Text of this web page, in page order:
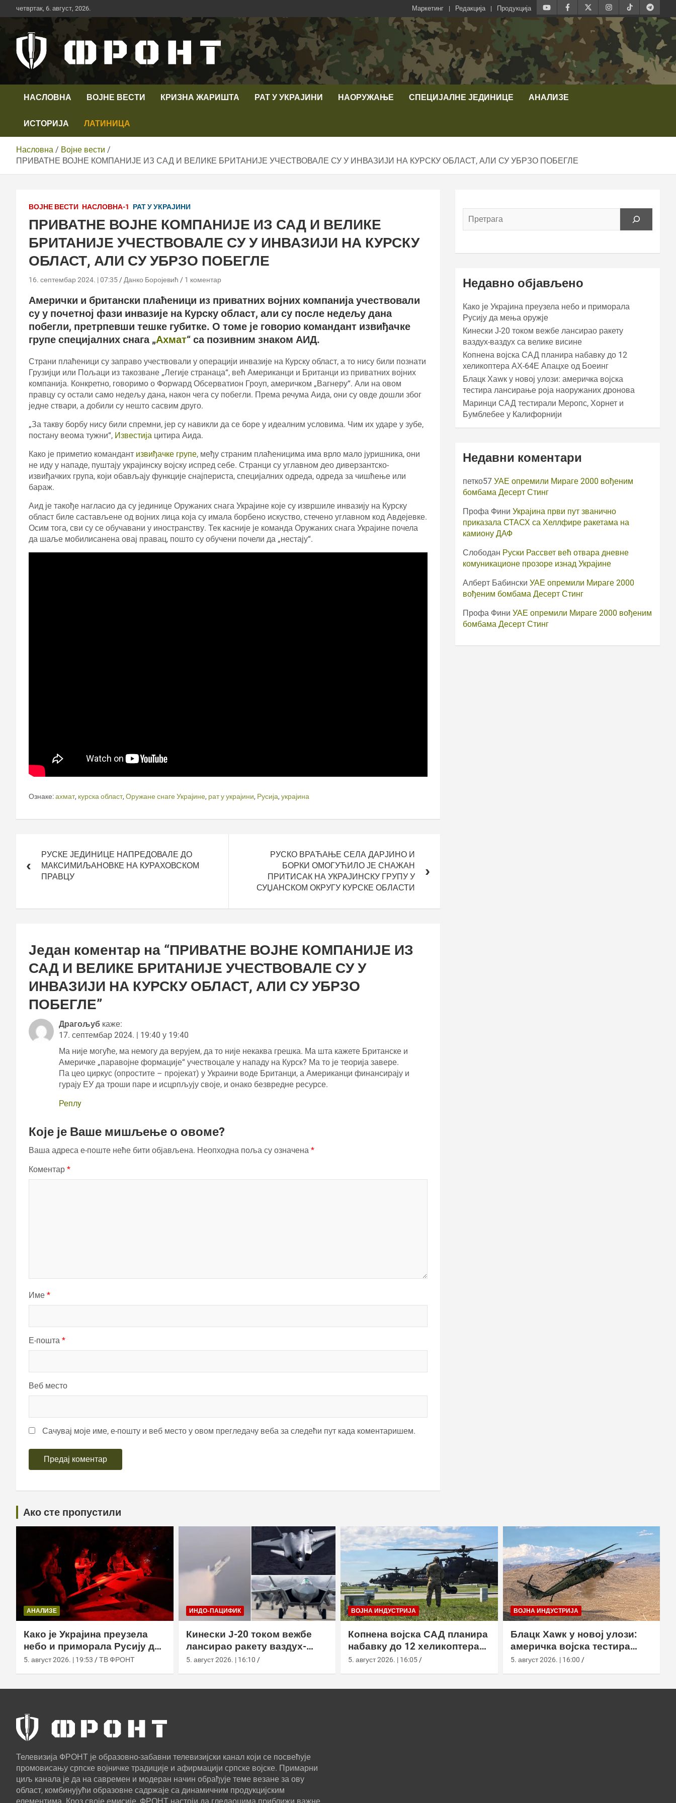
Скип
то
четвртак, 6. август, 2026. Маркетинг Редакција Продукција
Телевизија ФРОНТ
НАСЛОВНА ВОЈНЕ ВЕСТИ КРИЗНА ЖАРИШТА РАТ У УКРАЈИНИ НАОРУЖАЊЕ СПЕЦИЈАЛНЕ ЈЕДИНИЦЕ АНАЛИЗЕ
ИСТОРИЈА ЛАТИНИЦА
Насловна
Војне вести
ПРИВАТНЕ ВОЈНЕ КОМПАНИЈЕ ИЗ САД И ВЕЛИКЕ БРИТАНИЈЕ УЧЕСТВОВАЛЕ СУ У ИНВАЗИЈИ НА КУРСКУ ОБЛАСТ, АЛИ СУ УБРЗО ПОБЕГЛЕ
ВОЈНЕ ВЕСТИ НАСЛОВНА-1 РАТ У УКРАЈИНИ
ПРИВАТНЕ ВОЈНЕ КОМПАНИЈЕ ИЗ САД И ВЕЛИКЕ
БРИТАНИЈЕ УЧЕСТВОВАЛЕ СУ У ИНВАЗИЈИ НА КУРСКУ
ОБЛАСТ, АЛИ СУ УБРЗО ПОБЕГЛЕ
16. септембар 2024. | 07:35 Данко Боројевић 1 коментар
Амерички и британски плаћеници из приватних војних компанија учествовали
су у почетној фази инвазије на Курску област, али су после недељу дана
побегли, претрпевши тешке губитке. О томе је говорио командант извиђачке
групе специјалних снага „Ахмат“ са позивним знаком АИД.
Страни плаћеници су заправо учествовали у операцији инвазије на Курску област, а то нису били познати
Грузијци или Пољаци из такозване „Легије странаца“, већ Американци и Британци из приватних војних
компанија. Конкретно, говоримо о Форwард Обсерватион Гроуп, америчком „Вагнеру“. Али на овом
правцу су остали само недељу дана, након чега су побегли. Према речума Аида, они су овде дошли због
једне ствари, а добили су нешто сасвим друго.
„За такву борбу нису били спремни, јер су навикли да се боре у идеалним условима. Чим их ударе у зубе,
постану веома тужни“, Известија цитира Аида.
Како је приметио командант извиђачке групе, међу страним плаћеницима има врло мало јуришника, они
не иду у нападе, пуштају украјинску војску испред себе. Странци су углавном део диверзантско-
извиђачких група, који обављају функције снајпериста, специјалних одреда, одреда за чишћење или
бараж.
Аид је такође нагласио да су јединице Оружаних снага Украјине које су извршиле инвазију на Курску
област биле састављене од војних лица која су имала борбено искуство, стечено углавном код Авдејевке.
Осим тога, сви су се обучавани у иностранству. Тек касније је команда Оружаних снага Украјине почела
да шаље мобилисанена овај правац, пошто су обучени почели да „нестају“.
Ознаке:ахмат, курска област, Оружане снаге Украјине, рат у украјини, Русија, украјина
чланкаРУСКЕ ЈЕДИНИЦЕ НАПРЕДОВАЛЕ ДО
МАКСИМИЉАНОВКЕ НА КУРАХОВСКОМ
ПРАВЦУ
РУСКО ВРАЋАЊЕ СЕЛА ДАРЈИНО И
БОРКИ ОМОГУЋИЛО ЈЕ СНАЖАН
ПРИТИСАК НА УКРАЈИНСКУ ГРУПУ У
СУЏАНСКОМ ОКРУГУ КУРСКЕ ОБЛАСТИ
Један коментар на “ПРИВАТНЕ ВОЈНЕ КОМПАНИЈЕ ИЗ
САД И ВЕЛИКЕ БРИТАНИЈЕ УЧЕСТВОВАЛЕ СУ У
ИНВАЗИЈИ НА КУРСКУ ОБЛАСТ, АЛИ СУ УБРЗО
ПОБЕГЛЕ”
Драгољуб каже:
17. септембар 2024. | 19:40 у 19:40
Ма није могуће, ма немогу да верујем, да то није некаква грешка. Ма шта кажете Британске и
Америчке „паравојне формације“ учествоцале у нападу на Курск? Ма то је теорија завере.
Па цео циркус (опростите – пројекат) у Украини воде Британци, а Американци финансирају и
гурају ЕУ да троши паре и исцрпљују своје, и онако безвредне ресурсе.
Реплy
Које је Ваше мишљење о овоме?
Ваша адреса е-поште неће бити објављена. Неопходна поља су означена *
Коментар *
Име *
Е-пошта *
Веб место
Сачувај моје име, е-пошту и веб место у овом прегледачу веба за следећи пут када коментаришем.
Недавно објављено
Како је Украјина преузела небо и приморала
Русију да мења оружје
Кинески Ј-20 током вежбе лансирао ракету
ваздух-ваздух са велике висине
Копнена војска САД планира набавку до 12
хеликоптера АХ-64Е Апацхе од Боеинг
Блацк Хаwк у новој улози: америчка војска
тестира лансирање роја наоружаних дронова
Маринци САД тестирали Меропс, Хорнет и
Бумблебее у Калифорнији
Недавни коментари
петко57 УАЕ опремили Мираге 2000 вођеним
бомбама Десерт Стинг
Профа Фини Украјина први пут званично
приказала СТАСХ са Хеллфире ракетама на
камиону ДАФ
Слободан Руски Рассвет већ отвара дневне
комуникационе прозоре изнад Украјине
Алберт Бабински УАЕ опремили Мираге 2000
вођеним бомбама Десерт Стинг
Профа Фини УАЕ опремили Мираге 2000 вођеним
бомбама Десерт Стинг
Ако сте пропустили
АНАЛИЗЕ
Како је Украјина преузела
небо и приморала Русију да
мења оружје
5. август 2026. | 19:53 ТВ ФРОНТ
ИНДО-ПАЦИФИК
Кинески Ј-20 током вежбе
лансирао ракету ваздух-
ваздух са велике висине
5. август 2026. | 16:10
ВОЈНА ИНДУСТРИЈА
Копнена војска САД планира
набавку до 12 хеликоптера
АХ-64Е Апацхе од Боеинг
5. август 2026. | 16:05
ВОЈНА ИНДУСТРИЈА
Блацк Хаwк у новој улози:
америчка војска тестира
лансирање роја наоружаних
5. август 2026. | 16:00
Телевизија ФРОНТ је образовно-забавни телевизијски канал који се посвећује
промовисању српске војничке традиције и афирмацији српске војске. Примарни
циљ канала је да на савремен и модеран начин обрађује теме везане за ову
област, комбинујући образовне садржаје са динамичним продукцијским
елементима. Кроз своје емисије, ФРОНТ настоји да гледаоцима приближи важне